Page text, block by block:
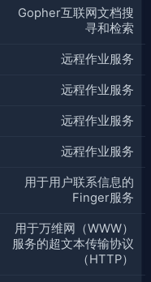
Gopher互联网文档搜
寻和检索
远程作业服务
远程作业服务
远程作业服务
远程作业服务
用于用户联系信息的
Finger服务
用于万维网（WWW）
服务的超文本传输协议
（HTTP）